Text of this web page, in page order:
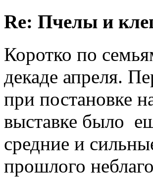
Re: Пчелы и
Коротко по
декаде апреля.
при постановке
выставке было
средние и
прошлого